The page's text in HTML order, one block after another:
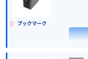
ブックマーク